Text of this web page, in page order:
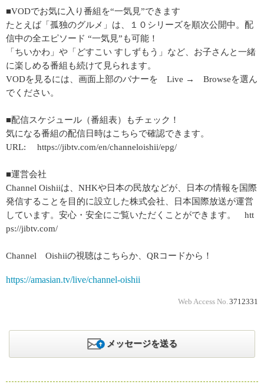
■VODでお気に入り番組を“一気見”できます
たとえば「孤独のグルメ」は、１０シリーズを順次公開中。配
信中の全エピソード “一気見”も可能！
「ちいかわ」や「どすこい すしずもう」など、お子さんと一緒
に楽しめる番組も続けて見られます。
VODを見るには、画面上部のバナーを Live → Browseを選ん
でください。
■配信スケジュール（番組表）もチェック！
気になる番組の配信日時はこちらで確認できます。
URL: https://jibtv.com/en/channeloishii/epg/
■運営会社
Channel Oishiiは、NHKや日本の民放などが、日本の情報を国際
発信することを目的に設立した株式会社、日本国際放送が運営
しています。安心・安全にご覧いただくことができます。 htt
ps://jibtv.com/
Channel Oishiiの視聴はこちらか、QRコードから！
https://amasian.tv/live/channel-oishii
Web Access No. 3712331
メッセージを送る